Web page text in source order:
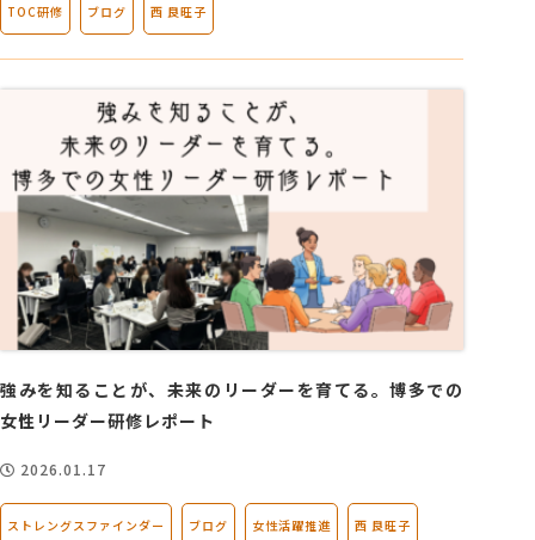
TOC研修 ブログ 西 良旺子
強みを知ることが、未来のリーダーを育てる。博多での
女性リーダー研修レポート
2026.01.17
ストレングスファインダー ブログ 女性活躍推進 西 良旺子